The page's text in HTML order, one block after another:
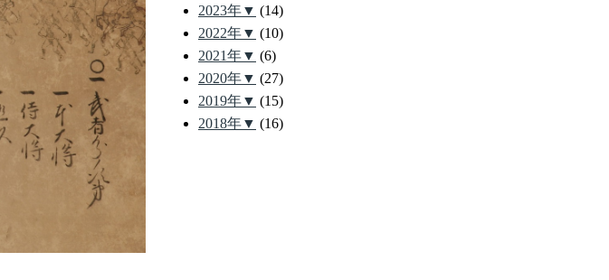
2023年▼ (14)
2022年▼ (10)
2021年▼ (6)
2020年▼ (27)
2019年▼ (15)
2018年▼ (16)